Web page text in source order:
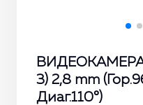
ВИДЕОКАМЕРА
3) 2,8 mm
Диаг.110°)